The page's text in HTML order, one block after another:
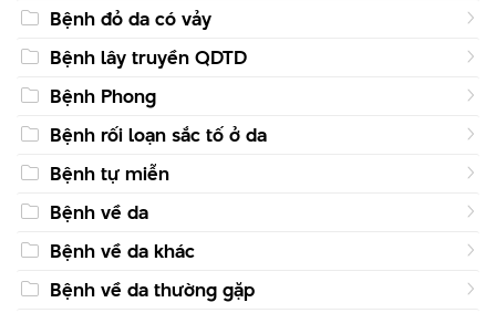
Bệnh đỏ da có vảy
Bệnh lây truyền QDTD
Bệnh Phong
Bệnh rối loạn sắc tố ở da
Bệnh tự miễn
Bệnh về da
Bệnh về da khác
Bệnh về da thường gặp